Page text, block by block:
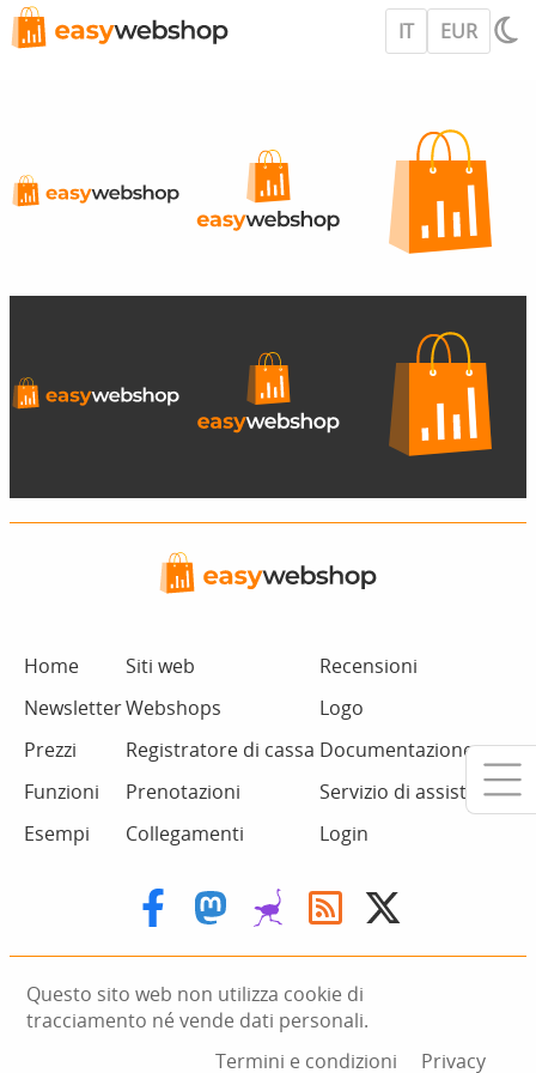
IT EUR
Home
Newsletter
Prezzi
Funzioni
Esempi
Siti web
Webshops
Registratore di cassa
Prenotazioni
Collegamenti
Recensioni
Logo
Documentazione
Servizio di assistenza
Login
Questo sito web non utilizza cookie di
tracciamento né vende dati personali.
Termini e condizioni
Privacy